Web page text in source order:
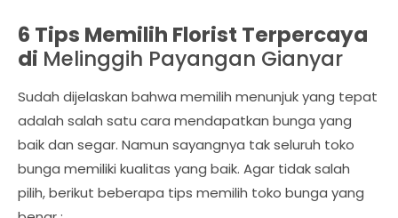
6 Tips Memilih Florist Terpercaya
di Melinggih Payangan Gianyar
Sudah dijelaskan bahwa memilih menunjuk yang tepat
adalah salah satu cara mendapatkan bunga yang
baik dan segar. Namun sayangnya tak seluruh toko
bunga memiliki kualitas yang baik. Agar tidak salah
pilih, berikut beberapa tips memilih toko bunga yang